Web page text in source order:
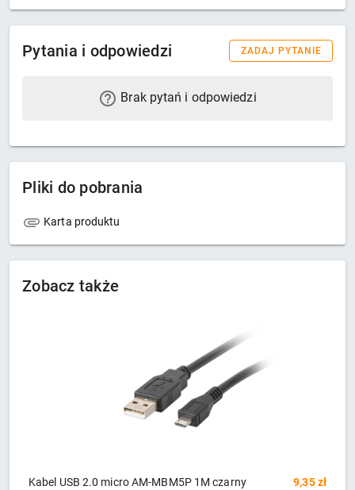
Pytania i odpowiedzi ZADAJ PYTANIE
Brak pytań i odpowiedzi
Pliki do pobrania
Karta produktu
Zobacz także
Kabel USB 2.0 micro AM-MBM5P 1M czarny 9,35 zł